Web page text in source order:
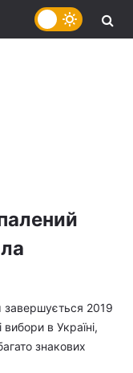
2019
в Україні,
знакових